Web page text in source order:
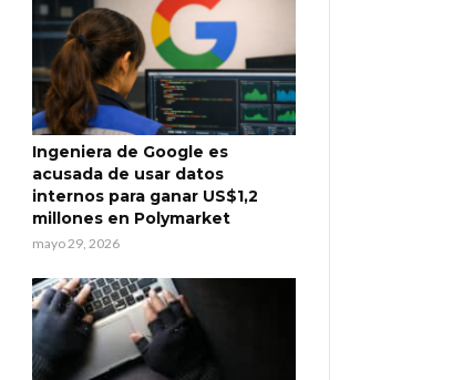
Ingeniera de Google es
acusada de usar datos
internos para ganar US$1,2
millones en Polymarket
mayo 29, 2026